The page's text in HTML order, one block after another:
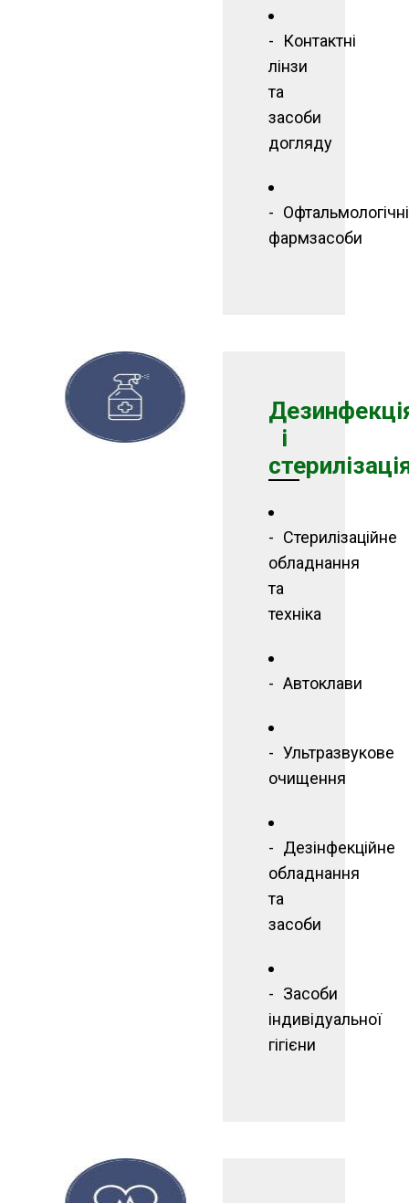
Контактні
лінзи
та
засоби
догляду
Офтальмологічні
фармзасоби
і
Стерилізаційне
обладнання
та
техніка
Автоклави
Ультразвукове
очищення
Дезінфекційне
обладнання
та
засоби
Засоби
індивідуальної
гігієни